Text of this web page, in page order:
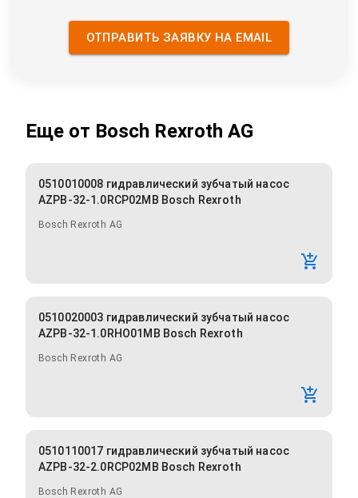
ОТПРАВИТЬ ЗАЯВКУ НА EMAIL
Еще от Bosch Rexroth AG
0510010008 гидравлический зубчатый насос
AZPB-32-1.0RCP02MB Bosch Rexroth
Bosch Rexroth AG
0510020003 гидравлический зубчатый насос
AZPB-32-1.0RHO01MB Bosch Rexroth
Bosch Rexroth AG
0510110017 гидравлический зубчатый насос
AZPB-32-2.0RCP02MB Bosch Rexroth
Bosch Rexroth AG